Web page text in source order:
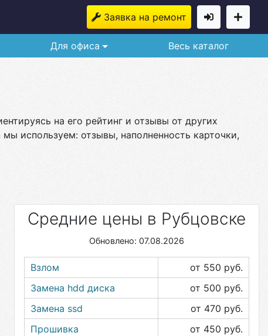
Заявка на ремонт
Для офиса Весь каталог
на его рейтинг и отзывы от других
используем: отзывы, наполненность карточки,
Средние цены в Рубцовске
Обновлено: 07.08.2026
Взлом от 550 руб.
Замена hdd диска
от 500 руб.
Замена ssd
от 470 руб.
Прошивка
от 450 руб.